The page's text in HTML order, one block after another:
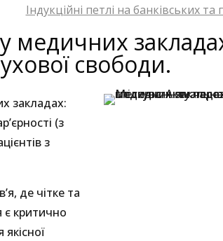
Індукційні петлі на банківських та
медичних
свободи.
закладах:
(з
з
де чітке та
є критично